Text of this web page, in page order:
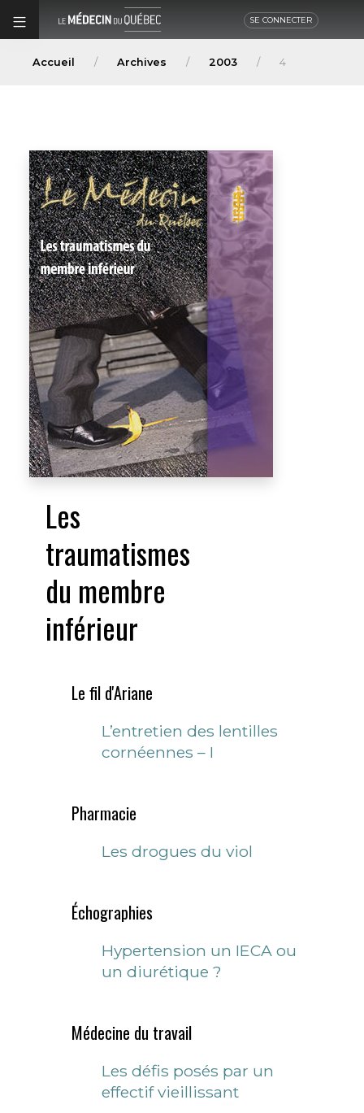
SE CONNECTER
Accueil Archives 2003 4
Les
traumatismes
du membre
inférieur
Le fil d'Ariane
L’entretien des lentilles
cornéennes – I
Pharmacie
Les drogues du viol
Échographies
Hypertension un IECA ou
un diurétique ?
Médecine du travail
Les défis posés par un
effectif vieillissant